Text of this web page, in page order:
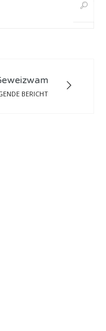
BERICHT